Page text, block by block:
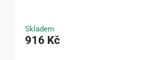
Skladem
916 Kč